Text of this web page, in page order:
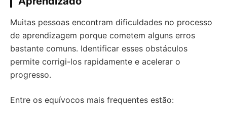
Muitas pessoas encontram dificuldades no processo
de aprendizagem porque cometem alguns erros
bastante comuns. Identificar esses obstáculos
permite corrigi-los rapidamente e acelerar o
progresso.
Entre os equívocos mais frequentes estão: